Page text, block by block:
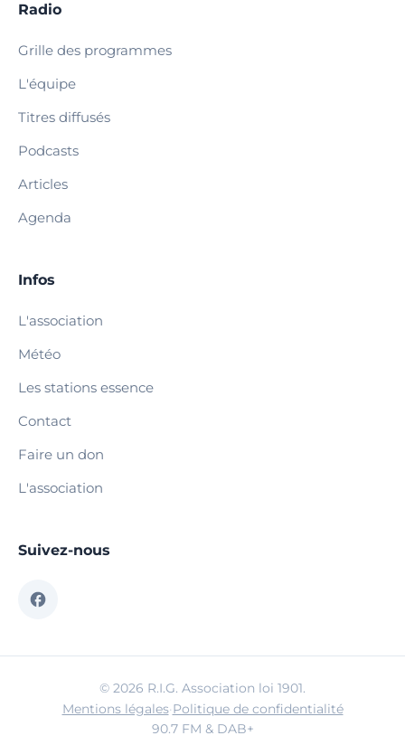
Radio
Grille des programmes
L'équipe
Titres diffusés
Podcasts
Articles
Agenda
Infos
L'association
Météo
Les stations essence
Contact
Faire un don
L'association
Suivez-nous
© 2026 R.I.G. Association loi 1901.
Mentions légales·Politique de confidentialité
90.7 FM & DAB+